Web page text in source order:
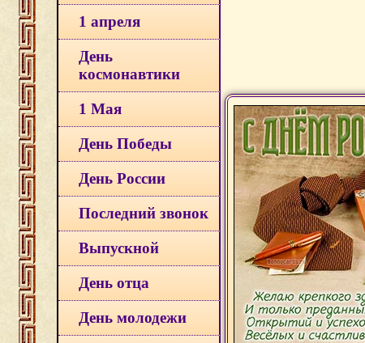
1 апреля
День
космонавтики
1 Мая
День Победы
День России
Последний звонок
Выпускной
День отца
День молодежи